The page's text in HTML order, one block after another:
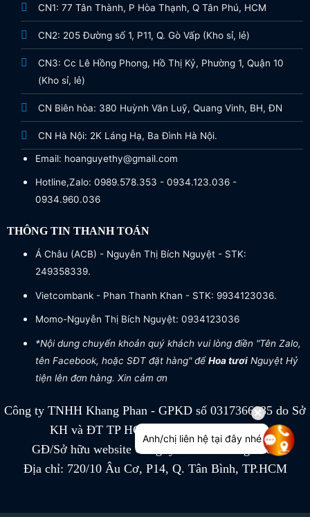
CN1: 77 Tân Thành, P Hòa Thạnh, Q Tân Phú, HCM
CN2: 205 Đường số 1, P11, Q. Gò Vấp (Kho sỉ, lẻ)
CN3: Cc Lê Hồng Phong, Hồ Thị Kỷ, Phường 1, Quận 10
(Kho sỉ, lẻ)
CN Biên hòa: 380 Huỳnh Văn Luỹ, Quang Vinh, BH, ĐN
CN Hà Nội: 2K Láng Hạ, Ba Đình Hà Nội.
Email: hoanguyethy@gmail.com
Hotline,Zalo: 0989.578.353 - 0934.123.036 -
0934.960.036
THÔNG TIN THANH TOÁN
Á Châu (ACB) - Nguyễn Thị Bích Nguyệt - STK:
249358339.
Vietcombank - Phan Thanh Khan - STK: 9934123036.
Momo-Nguyễn Thị Bích Nguyệt: 0934123036
*Nội dung chuyển khoản quý khách vui lòng điền "Tên Zalo,
tên Facebook, hoặc SĐT đặt hàng" đểHoa tươiNguyệt Hỷ
tiện lên đơn hàng. Xin cảm ơn
Công ty TNHH Khang Phan - GPKD số 0317366885 do Sở
KH và ĐT TP HCM cấp ngày 04/07/2022
GĐ/Sở hữu website Công ty TNHH Khang Phan
Địa chỉ: 720/10 Âu Cơ, P14, Q. Tân Bình, TP.HCM
Anh/chị liên hệ tại đây nhé